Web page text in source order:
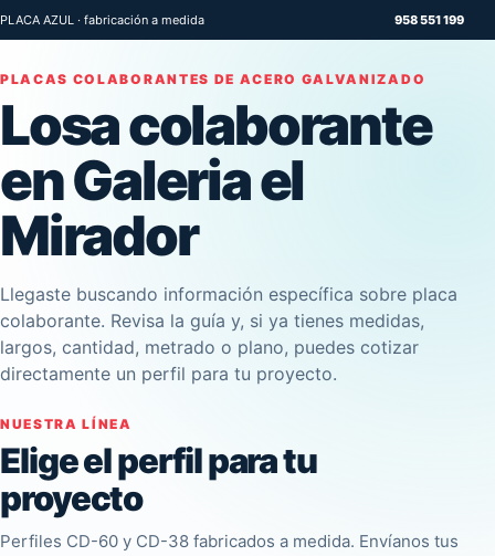
PLACA AZUL · fabricación a medida 958 551 199
PLACAS COLABORANTES DE ACERO GALVANIZADO
Losa colaborante
en Galeria el
Mirador
Llegaste buscando información específica sobre placa
colaborante. Revisa la guía y, si ya tienes medidas,
largos, cantidad, metrado o plano, puedes cotizar
directamente un perfil para tu proyecto.
NUESTRA LÍNEA
Elige el perfil para tu
proyecto
Perfiles CD-60 y CD-38 fabricados a medida. Envíanos tus